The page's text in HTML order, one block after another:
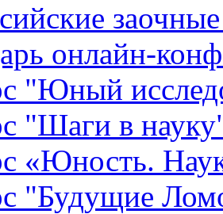
онлайн-
"Юный
"Шаги в
«Юность.
"Будущие